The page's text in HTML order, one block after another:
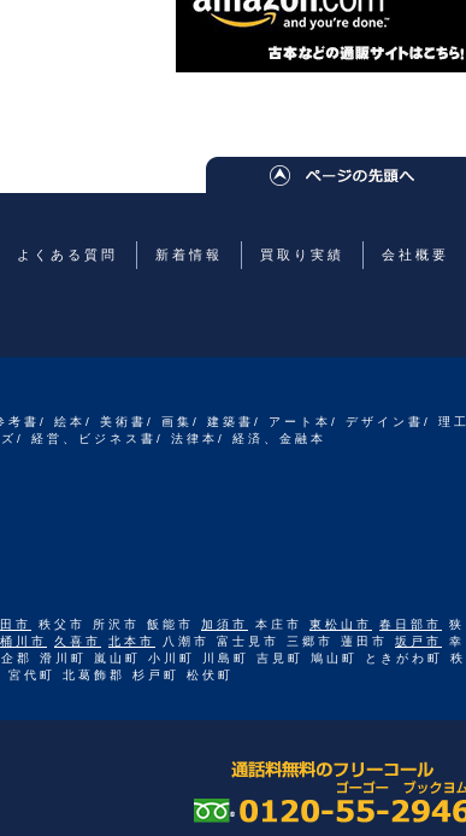
よくある質問 新着情報 買取り実績 会社概要
書/ 絵本/ 美術書/ 画集/ 建築書/ アート本/ デザイン書/ 理工
/ 経営、ビジネス書/ 法律本/ 経済、金融本
市 秩父市 所沢市 飯能市 加須市 本庄市 東松山市 春日部市
狭
桶川市 久喜市 北本市 八潮市 富士見市 三郷市 蓮田市 坂戸市
幸
郡 滑川町 嵐山町 小川町 川島町 吉見町 鳩山町 ときがわ町 秩
代町 北葛飾郡 杉戸町 松伏町